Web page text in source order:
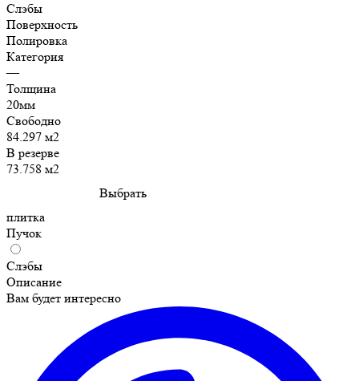
Слэбы
Поверхность
Полировка
Категория
—
Толщина
20мм
Свободно
84.297 м2
В резерве
73.758 м2
Выбрать
плитка
Пучок
Слэбы
Описание
Вам будет интересно